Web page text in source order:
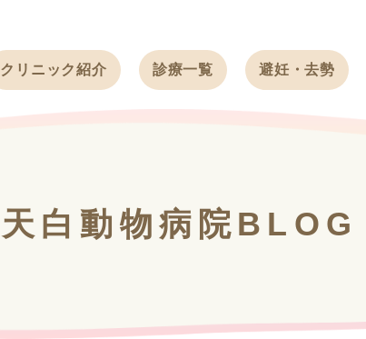
クリニック紹介
治療方針
診療一覧
フェレット
避妊・去勢
天白動物病院BLOG